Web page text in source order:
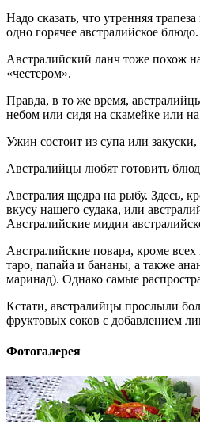
Надо сказать, что утренняя
одно горячее австралийское блюдо.
Австралийский ланч тоже похож
«честером».
Правда, в то же время,
небом или сидя на скамейке или на
Ужин состоит из супа или
Австралийцы любят готовить
Австралия щедра на рыбу. Здесь,
вкусу нашего судака, или
Австралийские мидии
Австралийские повара, кроме
таро, папайа и бананы, а также
маринад). Однако самые
Кстати, австралийцы прослыли
фруктовых соков с добавлением
Фотогалерея